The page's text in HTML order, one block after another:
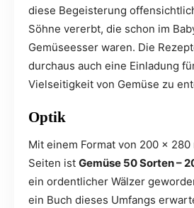
diese Begeisterung
Söhne vererbt, die schon im
Gemüseesser waren. Die
durchaus auch eine Einladung
Vielseitigkeit von Gemüse zu
Optik
Mit einem Format von 200 × 280
Seiten ist Gemüse 50 Sorten –
ein ordentlicher Wälzer
ein Buch dieses Umfangs